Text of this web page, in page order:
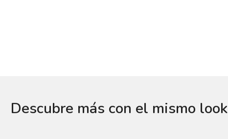
Descubre más con el mismo look